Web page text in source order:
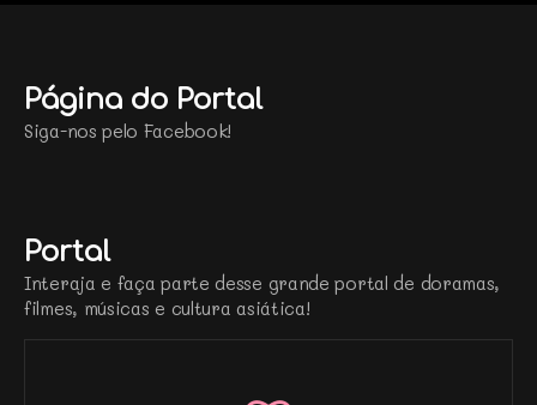
Página do Portal
Siga-nos pelo Facebook!
Portal
Interaja e faça parte desse grande portal de doramas,
filmes, músicas e cultura asiática!